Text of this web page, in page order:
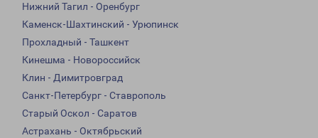
Нижний Тагил - Оренбург
Каменск-Шахтинский - Урюпинск
Прохладный - Ташкент
Кинешма - Новороссийск
Клин - Димитровград
Санкт-Петербург - Ставрополь
Старый Оскол - Саратов
Астрахань - Октябрьский